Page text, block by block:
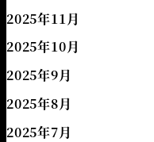
2025年11月
2025年10月
2025年9月
2025年8月
2025年7月